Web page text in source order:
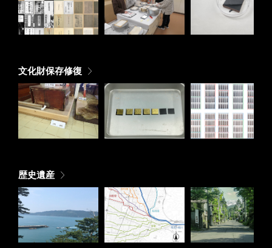
文化財保存修復
歴史遺産